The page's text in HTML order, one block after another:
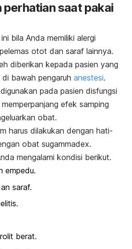
perhatian saat pakai
bila Anda memiliki alergi
otot dan saraf lainnya.
diberikan kepada pasien yang
bawah pengaruh anestesi.
pada pasien disfungsi
efek samping
obat.
harus dilakukan dengan hati-
obat sugammadex.
mengalami kondisi berikut.
empedu.
saraf.
berat.